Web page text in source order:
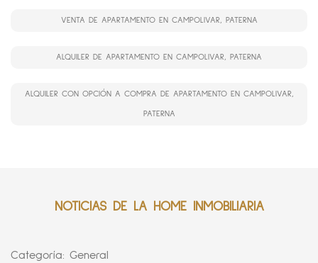
VENTA DE APARTAMENTO EN CAMPOLIVAR, PATERNA
ALQUILER DE APARTAMENTO EN CAMPOLIVAR, PATERNA
ALQUILER CON OPCIÓN A COMPRA DE APARTAMENTO EN CAMPOLIVAR,
PATERNA
NOTICIAS DE LA HOME INMOBILIARIA
Categoría: General